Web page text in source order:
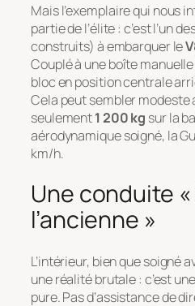
Mais l’exemplaire qui nous
partie de l’élite : c’est l’un
construits) à embarquer le
Couplé à une boîte
bloc en position centrale
Cela peut sembler modeste
seulement1 200 kg sur la
aérodynamique soigné, la
km/h.
Une conduite «
l’ancienne »
L’intérieur, bien que soigné
une réalité brutale : c’est
pure. Pas d’assistance de